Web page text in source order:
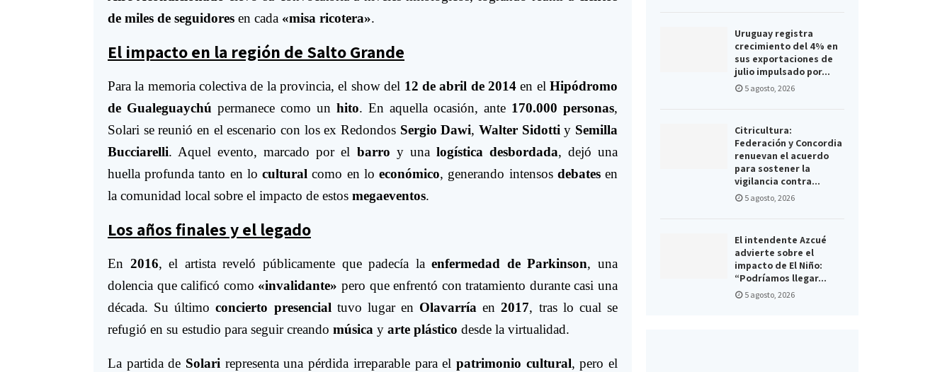
de miles de seguidores en cada «misa ricotera».
El impacto en la región de Salto Grande
Para la memoria colectiva de la provincia, el show del 12 de abril de 2014en elHipódromo
de Gualeguaychú permanece como un hito. En aquella ocasión, ante 170.000 personas,
Solari se reunió en el escenario con los ex Redondos Sergio Dawi,Walter Sidotti y Semilla
Bucciarelli. Aquel evento, marcado por el barro y una logística desbordada, dejó una
huella profunda tanto en locultural como en loeconómico, generando intensos debatesen
la comunidad local sobre el impacto de estos megaeventos.
Los años finales y el legado
En 2016, el artista reveló públicamente que padecía laenfermedad de Parkinson, una
dolencia que calificó como «invalidante» pero que enfrentó con tratamiento durante casi una
década. Su últimoconcierto presencial tuvo lugar en Olavarría en2017, tras lo cual se
refugió en su estudio para seguir creando música y arte plástico desde la virtualidad.
La partida de Solari representa una pérdida irreparable para el patrimonio cultural, pero el
Uruguay registra
crecimiento del 4% en
sus exportaciones de
julio impulsado por...
5 agosto, 2026
Citricultura:
Federación y Concordia
renuevan el acuerdo
para sostener la
vigilancia contra...
5 agosto, 2026
El intendente Azcué
advierte sobre el
impacto de El Niño:
“Podríamos llegar...
5 agosto, 2026